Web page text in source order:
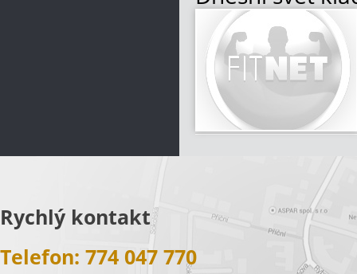
Každou
rozhodnutí
nejen
Více informací
Rychlý kontakt
Telefon: 774 047 770